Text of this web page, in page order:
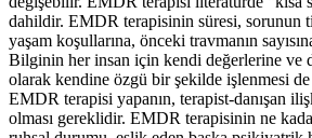
dahildir. EMDR terapisinin süresi, sorunun
yaşam koşullarına, önceki travmanın
Bilginin her insan için kendi değerlerine ve
olarak kendine özgü bir şekilde işlenmesi
EMDR terapisi yapanın, terapist-danışan
olması gereklidir. EMDR terapisinin ne